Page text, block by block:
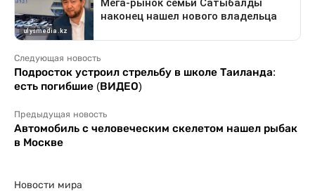
Следующая новость
Подросток устроил стрельбу в школе Таиланда:
есть погибшие (ВИДЕО)
Предыдущая новость
Автомобиль с человеческим скелетом нашел рыбак
в Москве
Новости мира